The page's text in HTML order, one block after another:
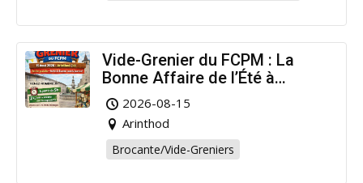
Vide-Grenier du FCPM : La
Bonne Affaire de l’Été à
Arinthod !
2026-08-15
Arinthod
Brocante/Vide-Greniers